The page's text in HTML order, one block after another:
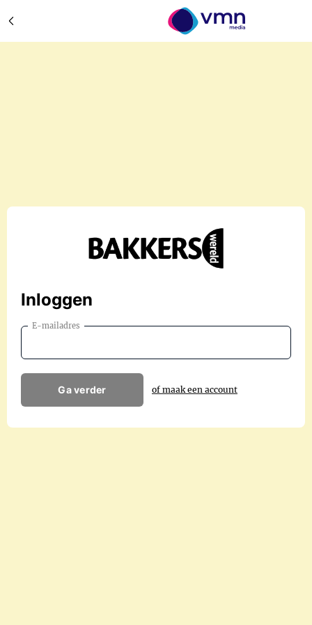
Inloggen
E-mailadres
Ga verder of maak een account